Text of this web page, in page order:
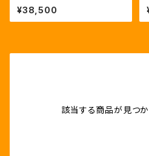
HWT
¥38,500
該当する商品が見つか